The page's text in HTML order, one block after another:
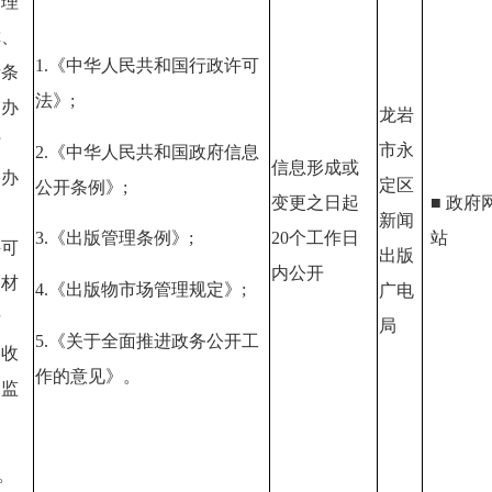
1. 《中华人民共和国行政许可
法》;
2. 《中华人民共和国政府信息
公开条例》;
3. 《出版管理条例》;
4. 《出版物市场管理规定》;
5. 《关于全面推进政务公开工
作的意见》。
信息形成或
变更之日起
20个工作日
内公开
龙岩
市永
定区
新闻
出版
广电
局
■ 政府
站